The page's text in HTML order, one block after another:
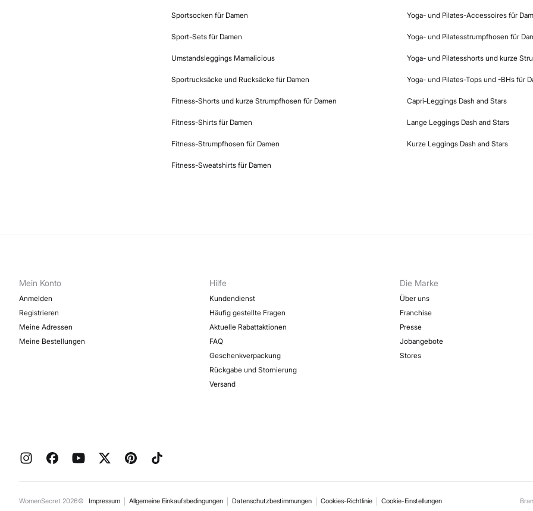
Sportsocken für Damen
Sport-Sets für Damen
Umstandsleggings Mamalicious
Sportrucksäcke und Rucksäcke für Damen
Fitness-Shorts und kurze Strumpfhosen für Damen
Fitness-Shirts für Damen
Fitness-Strumpfhosen für Damen
Fitness-Sweatshirts für Damen
Yoga- und Pilates-Accessoires für
Yoga- und Pilatesstrumpfhosen für
Yoga- und Pilatesshorts und kurze
Yoga- und Pilates-Tops und -BHs für
Capri‑Leggings Dash and Stars
Lange Leggings Dash and Stars
Kurze Leggings Dash and Stars
Mein Konto
Anmelden
Registrieren
Meine Adressen
Meine Bestellungen
Hilfe
Kundendienst
Häufig gestellte Fragen
Aktuelle Rabattaktionen
FAQ
Geschenkverpackung
Rückgabe und Stornierung
Versand
Die Marke
Über uns
Franchise
Presse
Jobangebote
Stores
WomenSecret 2026© Impressum Allgemeine Einkaufsbedingungen Datenschutzbestimmungen Cookies-Richtlinie Cookie-Einstellungen